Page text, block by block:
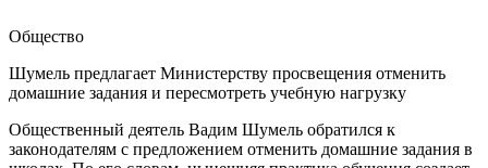
Общество
Шумель предлагает Министерству просвещения отменить
домашние задания и пересмотреть учебную нагрузку
Общественный деятель Вадим Шумель обратился к
законодателям с предложением отменить домашние задания в